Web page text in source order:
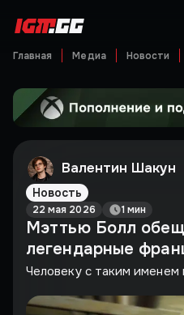
Главная Медиа Новости
Валентин Шакун
Новость
22 мая 2026 1 мин
Мэттью Болл
легендарные
Человеку с таким